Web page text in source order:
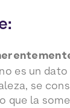
es un
se
que la